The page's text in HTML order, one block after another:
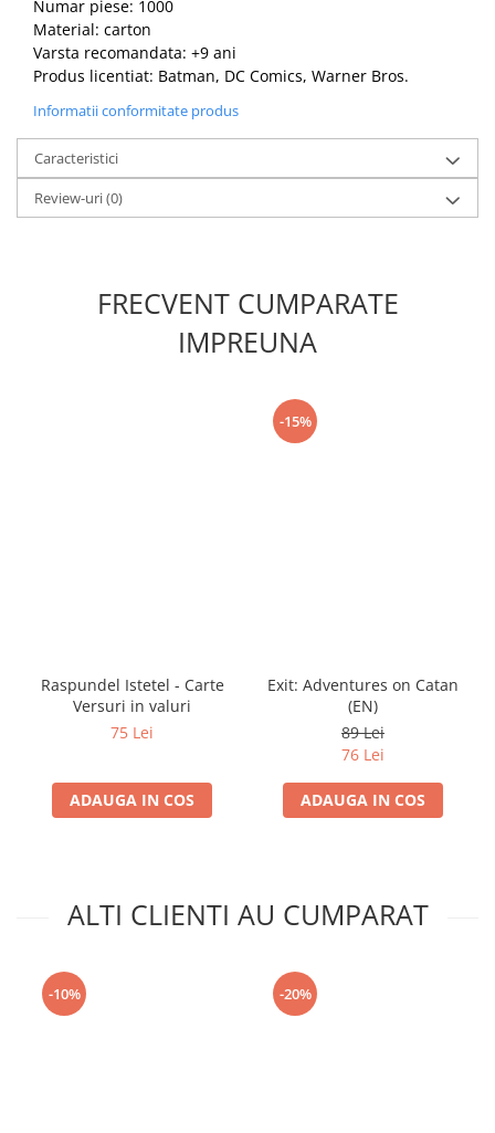
Numar piese: 1000
Material: carton
Varsta recomandata: +9 ani
Produs licentiat: Batman, DC Comics, Warner Bros.
Informatii conformitate produs
Caracteristici
Review-uri(0)
FRECVENT CUMPARATE
IMPREUNA
Raspundel Istetel - Carte
Versuri in valuri
75 Lei
ADAUGA IN COS
-15%
Exit: Adventures on Catan
(EN)
89 Lei
76 Lei
ADAUGA IN COS
ALTI CLIENTI AU CUMPARAT
-10% -20%